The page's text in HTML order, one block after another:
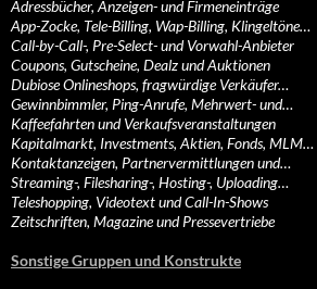
Adressbücher, Anzeigen- und Firmeneinträge
App-Zocke, Tele-Billing, Wap-Billing, Klingeltöne…
Call-by-Call-, Pre-Select- und Vorwahl-Anbieter
Coupons, Gutscheine, Dealz und Auktionen
Dubiose Onlineshops, fragwürdige Verkäufer…
Gewinnbimmler, Ping-Anrufe, Mehrwert- und…
Kaffeefahrten und Verkaufsveranstaltungen
Kapitalmarkt, Investments, Aktien, Fonds, MLM…
Kontaktanzeigen, Partnervermittlungen und…
Streaming-, Filesharing-, Hosting-, Uploading…
Teleshopping, Videotext und Call-In-Shows
Zeitschriften, Magazine und Pressevertriebe
Sonstige Gruppen und Konstrukte